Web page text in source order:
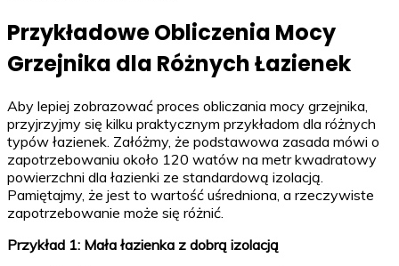
Przykładowe Obliczenia Mocy
Grzejnika dla Różnych Łazienek
Aby lepiej zobrazować proces obliczania mocy grzejnika,
przyjrzyjmy się kilku praktycznym przykładom dla różnych
typów łazienek. Załóżmy, że podstawowa zasada mówi o
zapotrzebowaniu około 120 watów na metr kwadratowy
powierzchni dla łazienki ze standardową izolacją.
Pamiętajmy, że jest to wartość uśredniona, a rzeczywiste
zapotrzebowanie może się różnić.
Przykład 1: Mała łazienka z dobrą izolacją